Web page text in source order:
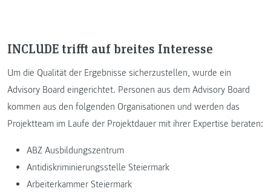
INCLUDE trifft auf breites Interesse
Um die Qualität der Ergebnisse sicherzustellen, wurde ein
Advisory Board eingerichtet. Personen aus dem Advisory Board
kommen aus den folgenden Organisationen und werden das
Projektteam im Laufe der Projektdauer mit ihrer Expertise beraten:
ABZ Ausbildungszentrum
Antidiskriminierungsstelle Steiermark
Arbeiterkammer Steiermark